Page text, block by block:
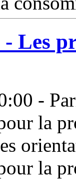
Les
-
la
la